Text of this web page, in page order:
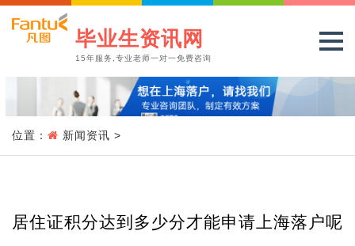
毕业生资讯网
15年服务,专业老师一对一免费咨询
位置： 新闻资讯 >
居住证积分达到多少分才能申请上海落户呢